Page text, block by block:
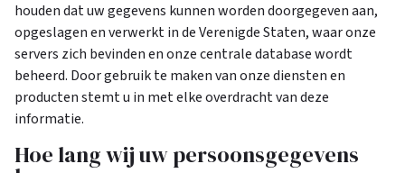
houden dat uw gegevens kunnen worden doorgegeven aan,
opgeslagen en verwerkt in de Verenigde Staten, waar onze
servers zich bevinden en onze centrale database wordt
beheerd. Door gebruik te maken van onze diensten en
producten stemt u in met elke overdracht van deze
informatie.
Hoe lang wij uw persoonsgegevens